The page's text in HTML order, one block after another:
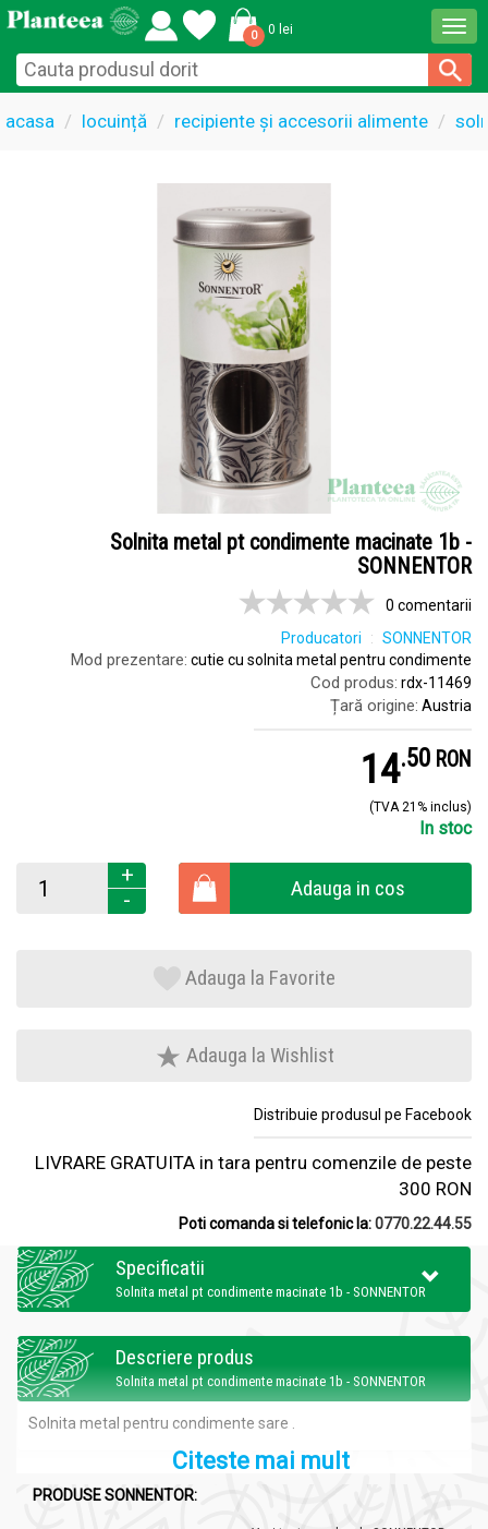
0 0 lei
acasa locuință recipiente și accesorii alimente
Solnita metal pt condimente macinate 1b -
SONNENTOR
0 comentarii
Producatori
SONNENTOR
Mod prezentare: cutie cu solnita metal pentru condimente
Cod produs: rdx-11469
Țară origine: Austria
14.5 RON
(TVA 21% inclus)
In stoc
+
-
Adauga in cos
Adauga la Favorite
Adauga la Wishlist
Distribuie produsul pe Facebook
LIVRARE GRATUITA in tara pentru comenzile de peste
300 RON
Poti comanda si telefonic la:0770.22.44.55
Specificatii
Solnita metal pt condimente macinate 1b - SONNENTOR
Descriere produs
Solnita metal pt condimente macinate 1b - SONNENTOR
Solnita metal pentru condimente sare .
Citeste mai mult
PRODUSE SONNENTOR: